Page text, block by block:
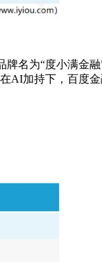
名为“度小满金
AI加持下，百度